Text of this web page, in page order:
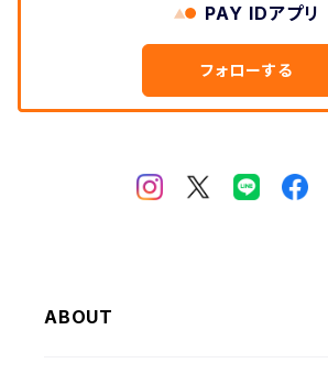
MID FOOT ミッドフット
PAY IDアプリ
フォローする
ABOUT